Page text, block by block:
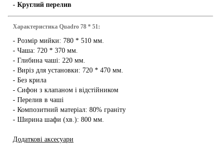
- Круглий перелив
Характеристика Quadro 78 * 51:
- Розмір мийки: 780 * 510 мм.
- Чаша: 720 * 370 мм.
- Глибина чаші: 220 мм.
- Виріз для установки: 720 * 470 мм.
- Без крила
- Сифон з клапаном і відстійником
- Перелив в чаші
- Композитний матеріал: 80% граніту
- Ширина шафи (хв.): 800 мм.
Додаткові аксесуари